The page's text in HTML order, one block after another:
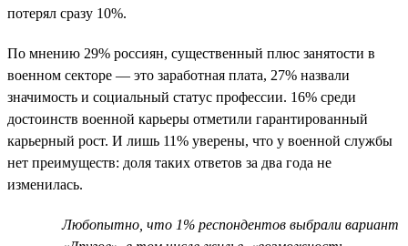
потерял сразу 10%.
По мнению 29% россиян, существенный плюс занятости в
военном секторе — это заработная плата, 27% назвали
значимость и социальный статус профессии. 16% среди
достоинств военной карьеры отметили гарантированный
карьерный рост. И лишь 11% уверены, что у военной службы
нет преимуществ: доля таких ответов за два года не
изменилась.
Любопытно, что 1% респондентов выбрали вариант